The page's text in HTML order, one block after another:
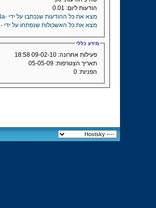
הודעות ליום:
מצא את כל ההודעות שנכתבו על ידי -Om.Na
מצא את כל האשכולות שנפתחו על ידי -Om.Na
מידע כללי
פעילות אחרונה:
18:58
תאריך הצטרפות:
הפניות: